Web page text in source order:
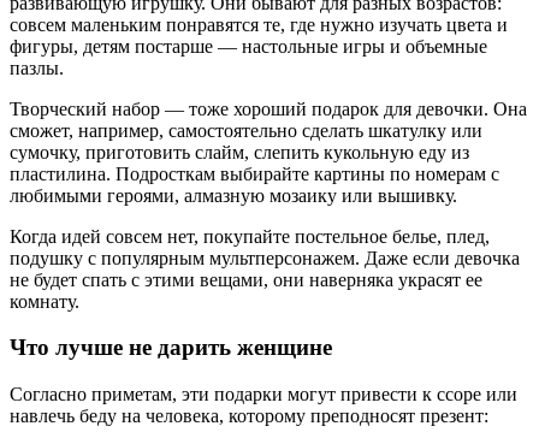
совсем маленьким понравятся те, где нужно изучать цвета и
фигуры, детям постарше — настольные игры и объемные
пазлы.
Творческий набор — тоже хороший подарок для девочки. Она
сможет, например, самостоятельно сделать шкатулку или
сумочку, приготовить слайм, слепить кукольную еду из
пластилина. Подросткам выбирайте картины по номерам с
любимыми героями, алмазную мозаику или вышивку.
Когда идей совсем нет, покупайте постельное белье, плед,
подушку с популярным мультперсонажем. Даже если девочка
не будет спать с этими вещами, они наверняка украсят ее
комнату.
Что лучше не дарить женщине
Согласно приметам, эти подарки могут привести к ссоре или
навлечь беду на человека, которому преподносят презент: